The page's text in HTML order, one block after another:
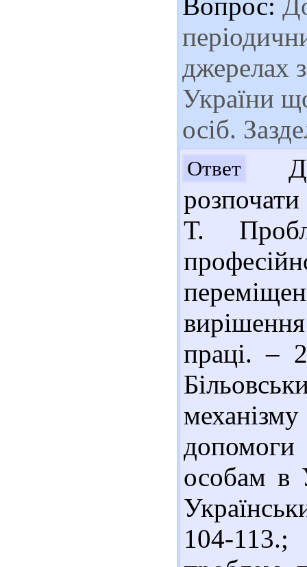
джерелах
України
осіб.
Ответ
Т.
праці.
особам в
104-